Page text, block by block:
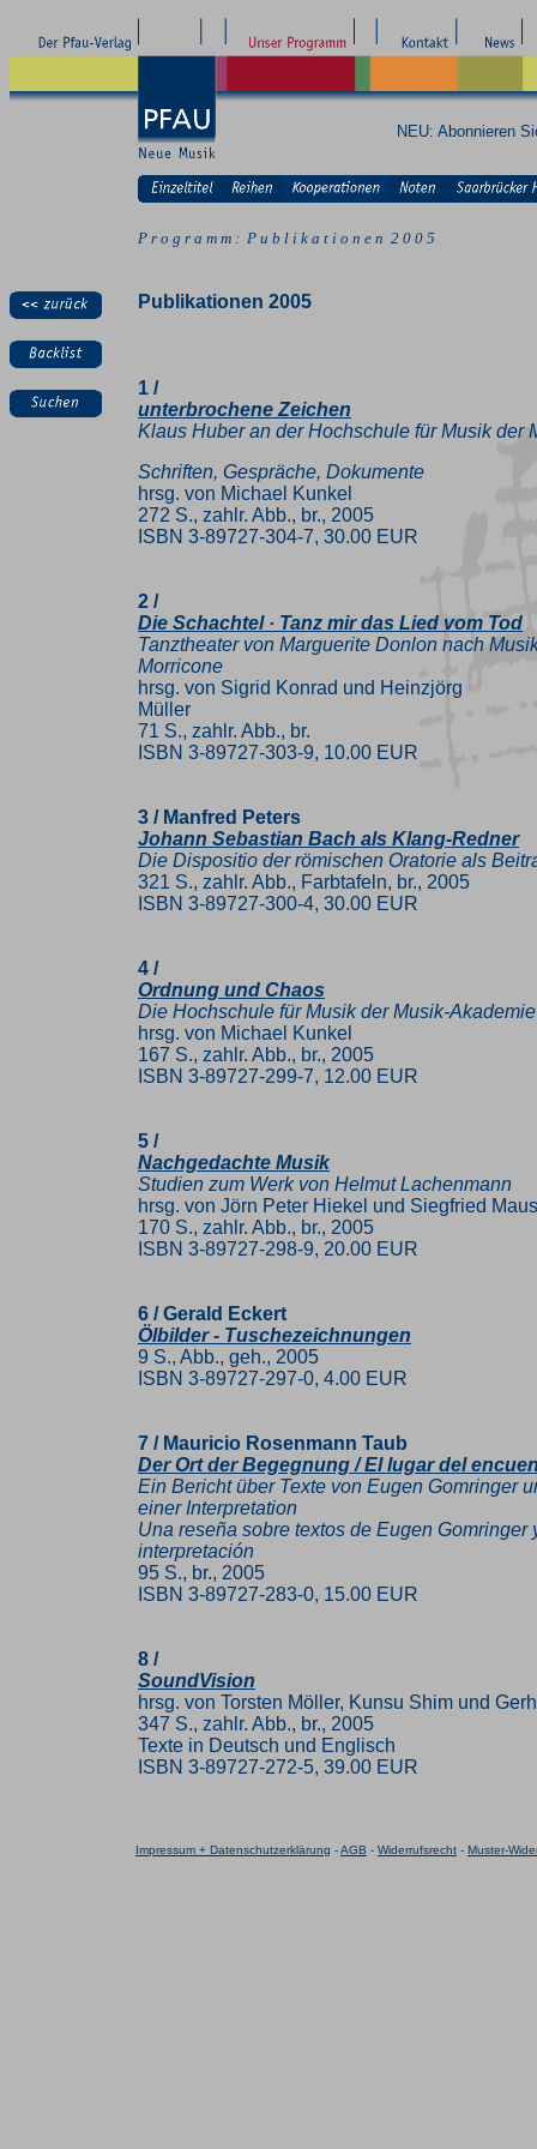
NEU: Abonnieren
P r o g r a m m : P u b l i k a t i o n e n 2 0 0 5
Publikationen 2005
1 /
unterbrochene Zeichen
Klaus Huber an der Hochschule für Musik der
Schriften, Gespräche, Dokumente
hrsg. von Michael Kunkel
272 S., zahlr. Abb., br., 2005
ISBN 3-89727-304-7, 30.00 EUR
2 /
Die Schachtel · Tanz mir das Lied vom Tod
Tanztheater von Marguerite Donlon nach
Morricone
hrsg. von Sigrid Konrad und Heinzjörg
Müller
71 S., zahlr. Abb., br.
ISBN 3-89727-303-9, 10.00 EUR
3 / Manfred Peters
Johann Sebastian Bach als Klang-Redner
Die Dispositio der römischen Oratorie als
321 S., zahlr. Abb., Farbtafeln, br., 2005
ISBN 3-89727-300-4, 30.00 EUR
4 /
Ordnung und Chaos
Die Hochschule für Musik der Musik-
hrsg. von Michael Kunkel
167 S., zahlr. Abb., br., 2005
ISBN 3-89727-299-7, 12.00 EUR
5 /
Nachgedachte Musik
Studien zum Werk von Helmut Lachenmann
hrsg. von Jörn Peter Hiekel und Siegfried
170 S., zahlr. Abb., br., 2005
ISBN 3-89727-298-9, 20.00 EUR
6 / Gerald Eckert
Ölbilder - Tuschezeichnungen
9 S., Abb., geh., 2005
ISBN 3-89727-297-0, 4.00 EUR
7 / Mauricio Rosenmann Taub
Der Ort der Begegnung / El lugar del
Ein Bericht über Texte von Eugen Gomringer
einer Interpretation
Una reseña sobre textos de Eugen
interpretación
95 S., br., 2005
ISBN 3-89727-283-0, 15.00 EUR
8 /
SoundVision
hrsg. von Torsten Möller, Kunsu Shim und
347 S., zahlr. Abb., br., 2005
Texte in Deutsch und Englisch
ISBN 3-89727-272-5, 39.00 EUR
Impressum + Datenschutzerklärung -AGB - Widerrufsrecht - Muster-